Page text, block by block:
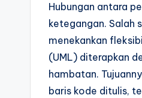
Hubungan antara
ketegangan. Salah
menekankan
(UML) diterapkan
hambatan.
baris kode ditulis,